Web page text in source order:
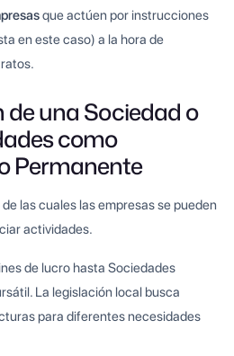
que actúen por instrucciones
en este caso) a la hora de
una Sociedad o
como
Permanente
las cuales las empresas se pueden
actividades.
de lucro hasta Sociedades
La legislación local busca
para diferentes necesidades